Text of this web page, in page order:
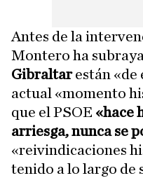
Antes de la
Montero ha
Gibraltarestán «de
actual «momento
que el PSOE «hace
arriesga, nunca se
«reivindicaciones
tenido a lo largo de